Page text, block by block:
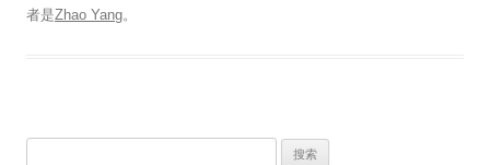
者是Zhao Yang。